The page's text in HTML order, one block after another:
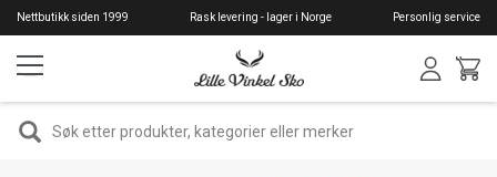
Hopp
til
hovedinnhold
Nettbutikk siden 1999 Rask levering - lager i Norge Personlig service
SØK